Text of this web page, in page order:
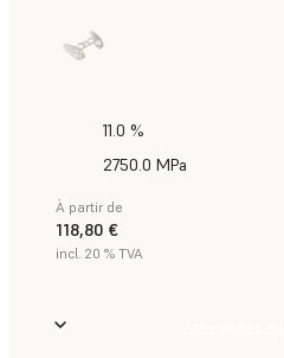
À partir de
118,80 €
incl. 20 % TVA
11.0 %
2750.0 MPa